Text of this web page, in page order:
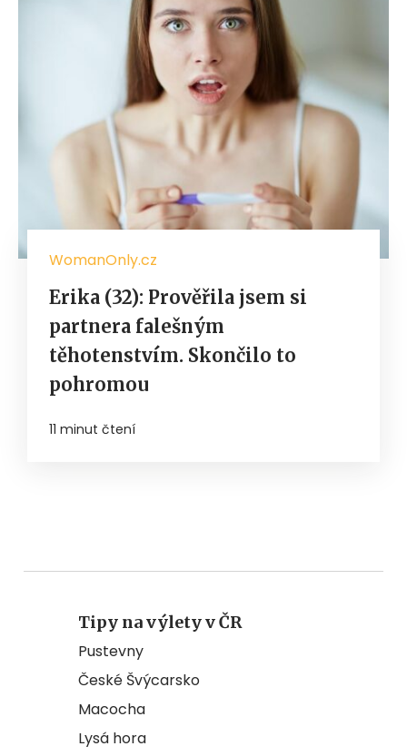
WomanOnly.cz
Erika (32): Prověřila jsem si
partnera falešným
těhotenstvím. Skončilo to
pohromou
11 minut čtení
Tipy na výlety v ČR
Pustevny
České Švýcarsko
Macocha
Lysá hora